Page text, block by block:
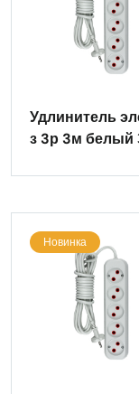
Удлинитель
з 3р 3м белый
Новинка